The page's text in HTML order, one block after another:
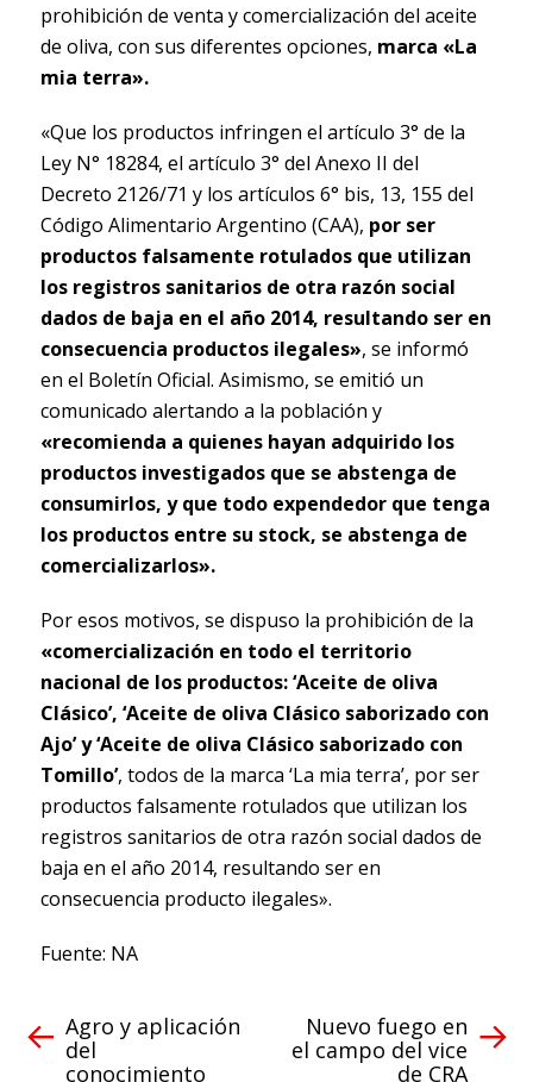
prohibición de venta y comercialización del aceite
de oliva, con sus diferentes opciones, marca «La
mia terra».
«Que los productos infringen el artículo 3° de la
Ley N° 18284, el artículo 3° del Anexo II del
Decreto 2126/71 y los artículos 6° bis, 13, 155 del
Código Alimentario Argentino (CAA), por ser
productos falsamente rotulados que utilizan
los registros sanitarios de otra razón social
dados de baja en el año 2014, resultando ser en
consecuencia productos ilegales», se informó
en el Boletín Oficial. Asimismo, se emitió un
comunicado alertando a la población y
«recomienda a quienes hayan adquirido los
productos investigados que se abstenga de
consumirlos, y que todo expendedor que tenga
los productos entre su stock, se abstenga de
comercializarlos».
Por esos motivos, se dispuso la prohibición de la
«comercialización en todo el territorio
nacional de los productos: ‘Aceite de oliva
Clásico’, ‘Aceite de oliva Clásico saborizado con
Ajo’ y ‘Aceite de oliva Clásico saborizado con
Tomillo’, todos de la marca ‘La mia terra’, por ser
productos falsamente rotulados que utilizan los
registros sanitarios de otra razón social dados de
baja en el año 2014, resultando ser en
consecuencia producto ilegales».
Fuente: NA
Agro y aplicación
del
conocimiento
Nuevo fuego en
el campo del vice
de CRA